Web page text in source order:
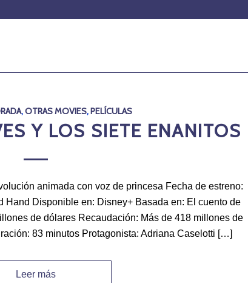
,OTRAS MOVIES,PELÍCULAS
Y LOS SIETE ENANITOS
animada con voz de princesa Fecha de estreno:
Hand Disponible en: Disney+ Basada en: El cuento de
de dólares Recaudación: Más de 418 millones de
83 minutos Protagonista: Adriana Caselotti […]
Leer más